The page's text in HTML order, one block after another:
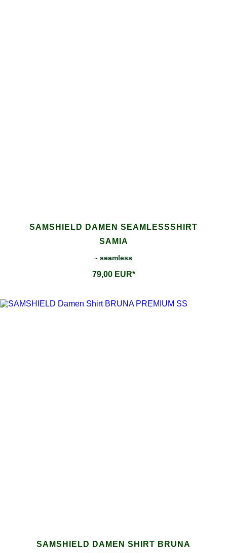
SAMSHIELD DAMEN SEAMLESSSHIRT
SAMIA
- seamless
79,00 EUR*
SAMSHIELD DAMEN SHIRT BRUNA